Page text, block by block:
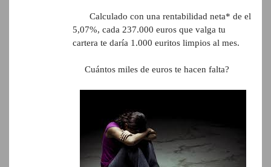
Calculado con una rentabilidad neta* de el
5,07%, cada 237.000 euros que valga tu
cartera te daría 1.000 euritos limpios al mes.
Cuántos miles de euros te hacen falta?